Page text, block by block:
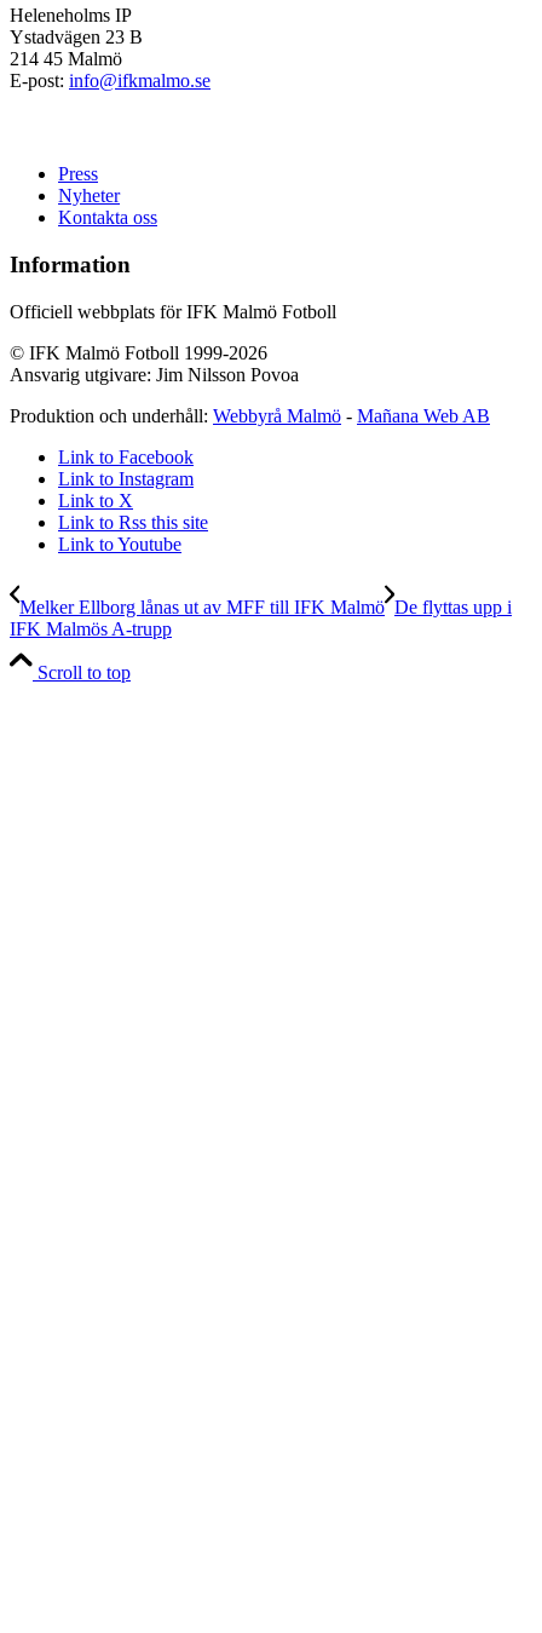
Heleneholms IP
Ystadvägen 23 B
214 45 Malmö
E-post: info@ifkmalmo.se
Press
Nyheter
Kontakta oss
Information
Officiell webbplats för IFK Malmö Fotboll
© IFK Malmö Fotboll 1999-2026
Ansvarig utgivare: Jim Nilsson Povoa
Produktion och underhåll: Webbyrå Malmö - Mañana Web AB
Link to Facebook
Link to Instagram
Link to X
Link to Rss this site
Link to Youtube
Melker Ellborg lånas ut av MFF till IFK Malmö De flyttas upp i
IFK Malmös A-trupp
Scroll to top